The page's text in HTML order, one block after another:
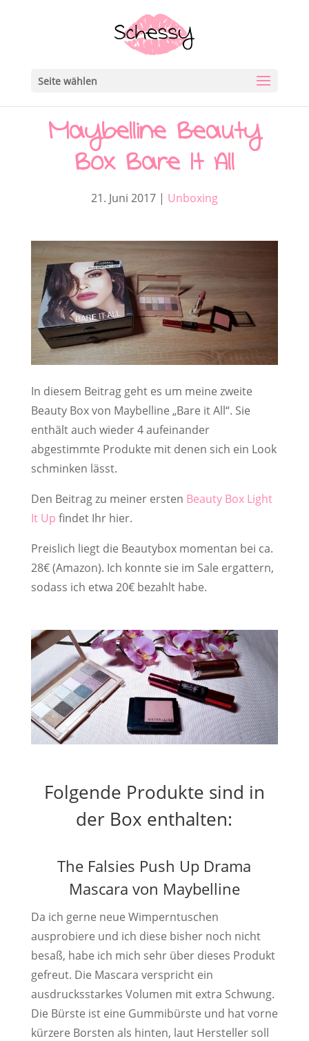
Seite wählen
Maybelline Beauty
Box Bare It All
21. Juni 2017| Unboxing
In diesem Beitrag geht es um meine zweite
Beauty Box von Maybelline „Bare it All“. Sie
enthält auch wieder 4 aufeinander
abgestimmte Produkte mit denen sich ein Look
schminken lässt.
Den Beitrag zu meiner ersten Beauty Box Light
It Up findet Ihr hier.
Preislich liegt die Beautybox momentan bei ca.
28€ (Amazon). Ich konnte sie im Sale ergattern,
sodass ich etwa 20€ bezahlt habe.
Folgende Produkte sind in
der Box enthalten:
The Falsies Push Up Drama
Mascara von Maybelline
Da ich gerne neue Wimperntuschen
ausprobiere und ich diese bisher noch nicht
besaß, habe ich mich sehr über dieses Produkt
gefreut. Die Mascara verspricht ein
ausdrucksstarkes Volumen mit extra Schwung.
Die Bürste ist eine Gummibürste und hat vorne
kürzere Borsten als hinten, laut Hersteller soll